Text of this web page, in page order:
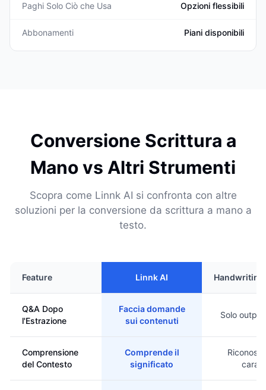
Paghi Solo Ciò che Usa Opzioni flessibili
Abbonamenti Piani disponibili
Conversione Scrittura a
Mano vs Altri Strumenti
Scopra come Linnk AI si confronta con altre
soluzioni per la conversione da scrittura a mano a
testo.
Feature Linnk AI
Q&A Dopo
l'Estrazione
Faccia domande
sui contenuti
Solo
Comprensione
del Contesto
Comprende il
significato